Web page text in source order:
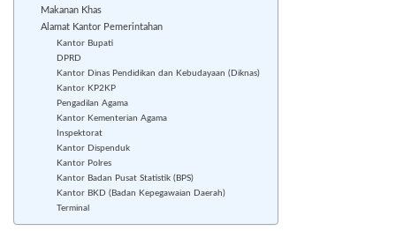
Makanan Khas
Alamat Kantor Pemerintahan
Kantor Bupati
DPRD
Kantor Dinas Pendidikan dan Kebudayaan (Diknas)
Kantor KP2KP
Pengadilan Agama
Kantor Kementerian Agama
Inspektorat
Kantor Dispenduk
Kantor Polres
Kantor Badan Pusat Statistik (BPS)
Kantor BKD (Badan Kepegawaian Daerah)
Terminal